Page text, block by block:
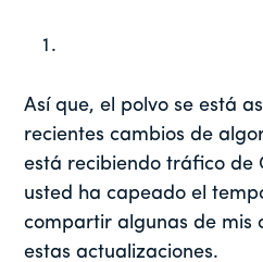
Así que, el polvo se está
recientes cambios de
está recibiendo tráfico de
usted ha capeado el
compartir algunas de mis
estas actualizaciones.